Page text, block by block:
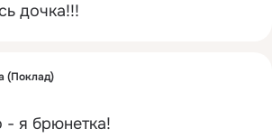
дочка!!!
(Поклад)
- я брюнетка!